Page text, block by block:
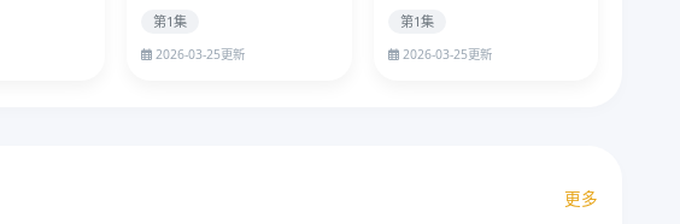
第1集
2026-03-25更新
第1集
2026-03-25更新
更多